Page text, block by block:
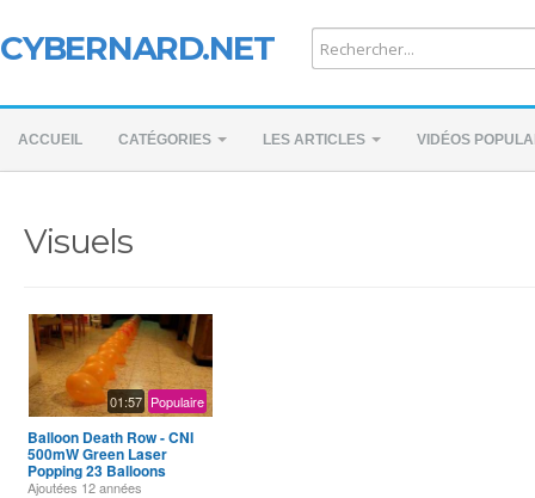
CYBERNARD.NET
ACCUEIL CATÉGORIES LES ARTICLES VIDÉOS
Visuels
01:57 Populaire
Balloon Death Row - CNI
500mW Green Laser
Popping 23 Balloons
Ajoutées 12 années